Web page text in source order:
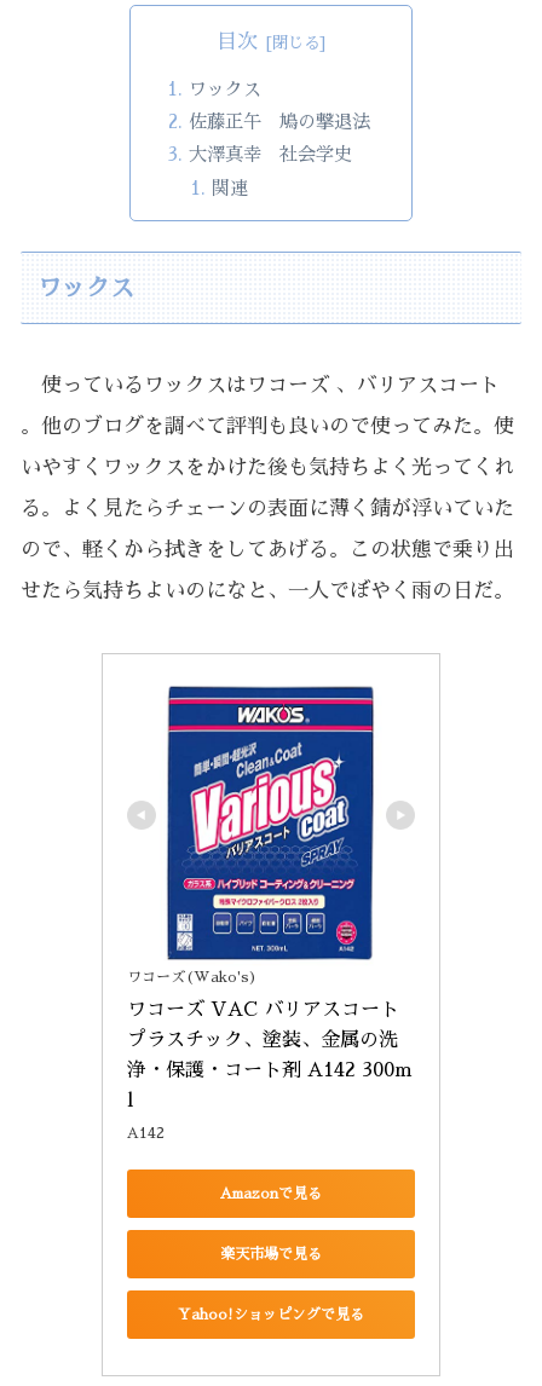
目次
ワックス
佐藤正午 鳩の撃退法
大澤真幸 社会学史
関連
ワックス
使っているワックスはワコーズ 、バリアスコート
。他のブログを調べて評判も良いので使ってみた。使
いやすくワックスをかけた後も気持ちよく光ってくれ
る。よく見たらチェーンの表面に薄く錆が浮いていた
ので、軽くから拭きをしてあげる。この状態で乗り出
せたら気持ちよいのになと、一人でぼやく雨の日だ。
ワコーズ(Wako's)
ワコーズ VAC バリアスコート
プラスチック、塗装、金属の洗
浄・保護・コート剤 A142 300m
A142
Amazonで見る
楽天市場で見る
Yahoo!ショッピングで見る